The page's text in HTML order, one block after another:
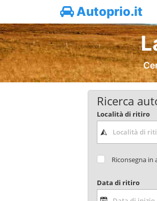
Autoprio.it
Ricerca
Località di ritiro
Riconsegna in
Data di ritiro